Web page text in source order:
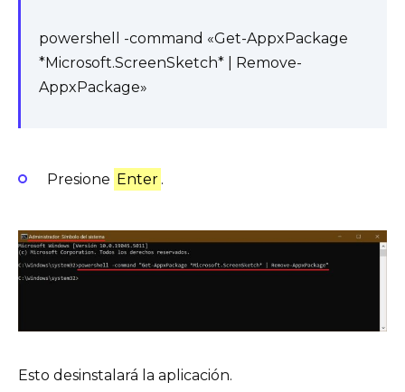
powershell -command «Get-AppxPackage
*Microsoft.ScreenSketch* | Remove-
AppxPackage»
Presione Enter .
Esto desinstalará la aplicación.